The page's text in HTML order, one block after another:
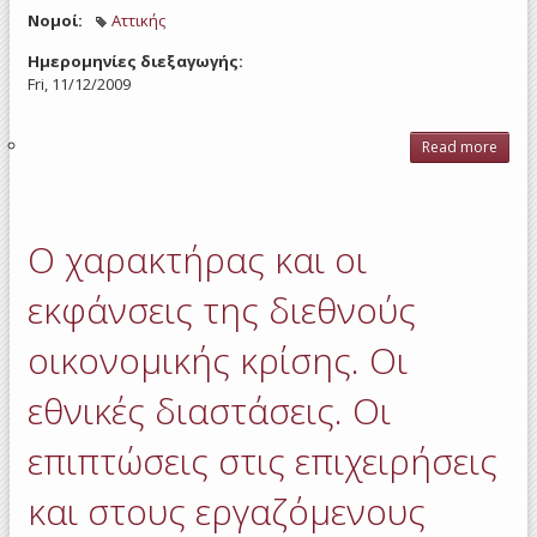
Νομοί:
Αττικής
Ημερομηνίες διεξαγωγής:
Fri, 11/12/2009
Read more
Ο χαρακτήρας και οι
εκφάνσεις της διεθνούς
οικονομικής κρίσης. Οι
εθνικές διαστάσεις. Οι
επιπτώσεις στις επιχειρήσεις
και στους εργαζόμενους